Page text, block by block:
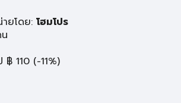
ยโดย: โฮมโปร
฿ 110 (-11%)